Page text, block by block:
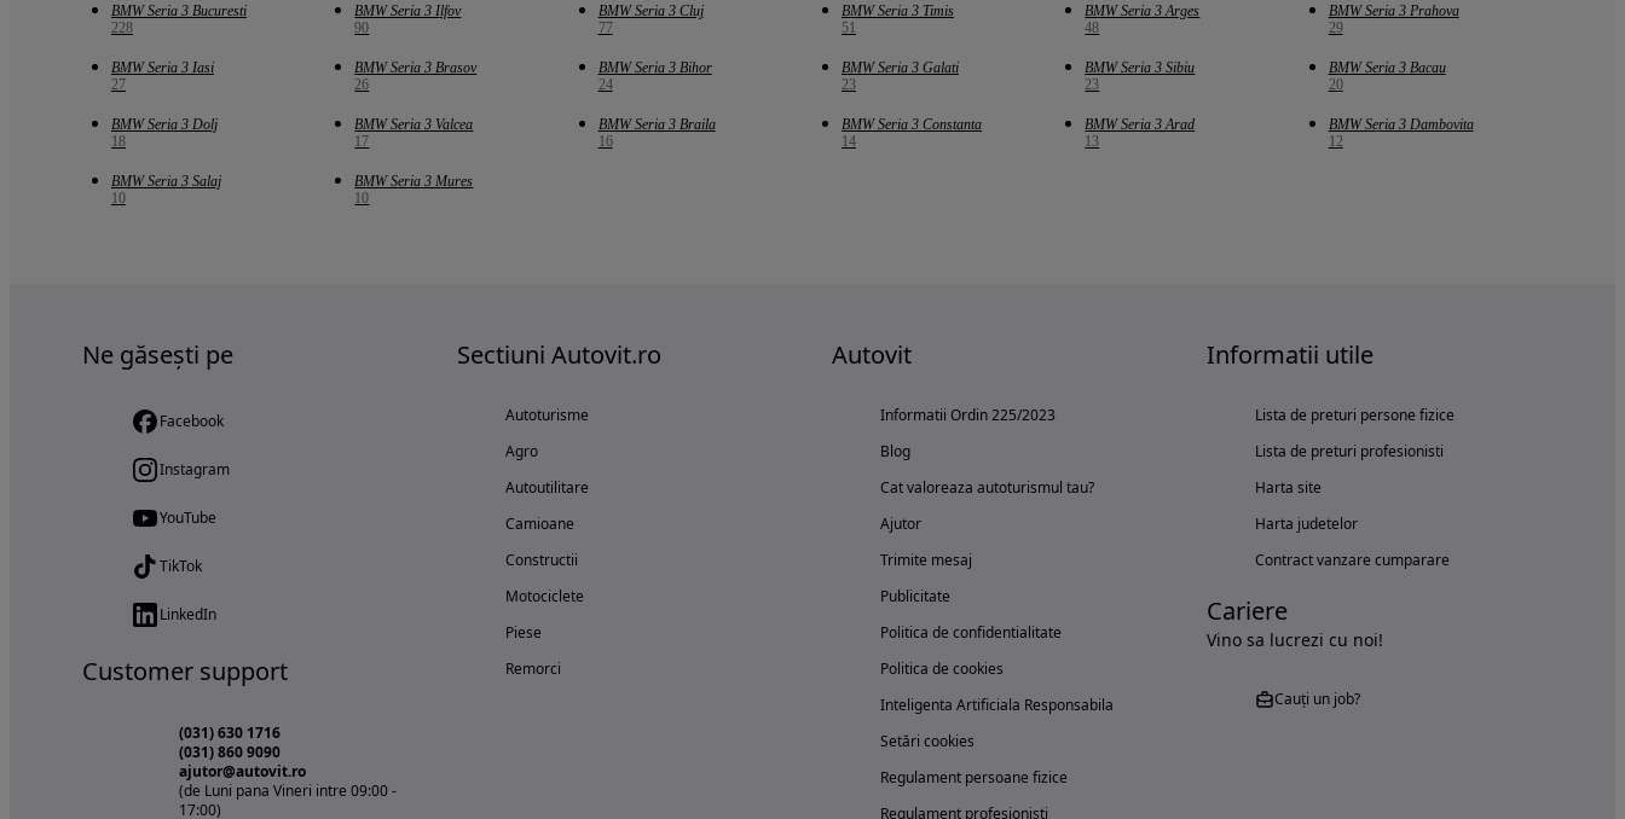
BMW Seria 3 Bucuresti
228
BMW Seria 3 Ilfov
90
BMW Seria 3 Cluj
77
BMW Seria 3 Timis
51
BMW Seria 3 Arges
48
BMW Seria 3 Prahova
29
BMW Seria 3 Iasi
27
BMW Seria 3 Brasov
26
BMW Seria 3 Bihor
24
BMW Seria 3 Galati
23
BMW Seria 3 Sibiu
23
BMW Seria 3 Bacau
20
BMW Seria 3 Dolj
18
BMW Seria 3 Valcea
17
BMW Seria 3 Braila
16
BMW Seria 3 Constanta
14
BMW Seria 3 Arad
13
BMW Seria 3 Dambovita
12
BMW Seria 3 Salaj
10
BMW Seria 3 Mures
10
Ne găsești pe
Facebook
Instagram
YouTube
TikTok
LinkedIn
Customer support
(031) 630 1716
(031) 860 9090
ajutor@autovit.ro
(de Luni pana Vineri intre 09:00 -
17:00)
Sectiuni Autovit.ro
Autoturisme
Agro
Autoutilitare
Camioane
Constructii
Motociclete
Piese
Remorci
Autovit
Informatii Ordin 225/2023
Blog
Cat valoreaza autoturismul tau?
Ajutor
Trimite mesaj
Publicitate
Politica de confidentialitate
Politica de cookies
Inteligenta Artificiala Responsabila
Setări cookies
Regulament persoane fizice
Regulament profesionisti
Informatii utile
Lista de preturi persone fizice
Lista de preturi profesionisti
Harta site
Harta judetelor
Contract vanzare cumparare
Cariere
Vino sa lucrezi cu noi!
Cauți un job?